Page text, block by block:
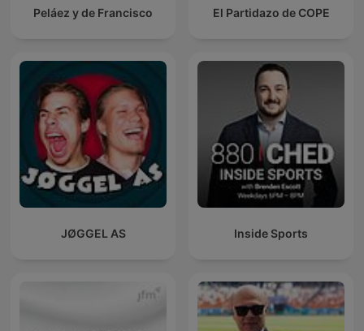
Peláez y de Francisco El Partidazo de COPE
JØGGEL AS Inside Sports